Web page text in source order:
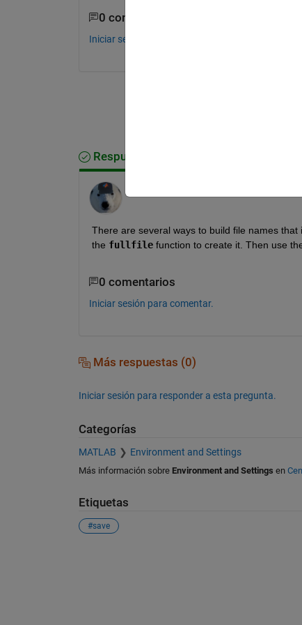
0 comentarios
Iniciar sesión para comentar.
Respuesta aceptada
There are several ways to build file names
the fullfile function to create it. Then use
0 comentarios
Iniciar sesión para comentar.
Más respuestas (0)
Iniciar sesión para responder a esta pregunta.
Categorías
MATLAB Environment and Settings
Más información sobre Environment and Settings en
Etiquetas
#save